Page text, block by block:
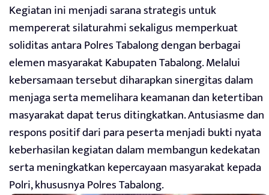
Kegiatan ini menjadi sarana strategis untuk
mempererat silaturahmi sekaligus memperkuat
soliditas antara Polres Tabalong dengan berbagai
elemen masyarakat Kabupaten Tabalong. Melalui
kebersamaan tersebut diharapkan sinergitas dalam
menjaga serta memelihara keamanan dan ketertiban
masyarakat dapat terus ditingkatkan. Antusiasme dan
respons positif dari para peserta menjadi bukti nyata
keberhasilan kegiatan dalam membangun kedekatan
serta meningkatkan kepercayaan masyarakat kepada
Polri, khususnya Polres Tabalong.